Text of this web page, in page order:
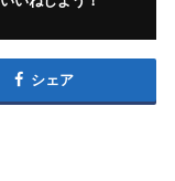
シェア